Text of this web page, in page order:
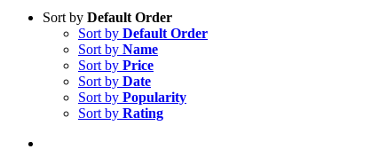
Sort by Default Order
Sort by Default Order
Sort by Name
Sort by Price
Sort by Date
Sort by Popularity
Sort by Rating